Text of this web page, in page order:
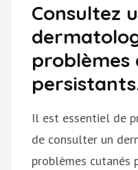
Consultez
problèmes
Il est essentiel de
de consulter un
problèmes cutanés